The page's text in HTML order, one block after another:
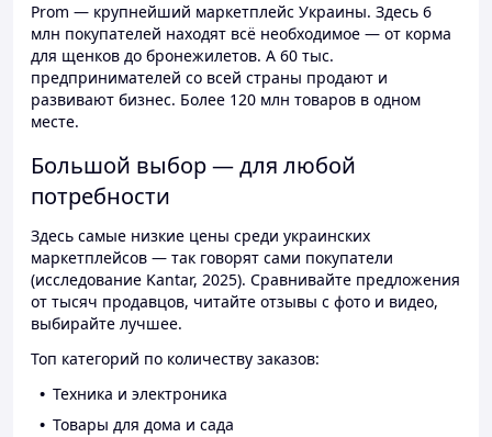
Prom — крупнейший маркетплейс Украины. Здесь 6
млн покупателей находят всё необходимое — от корма
для щенков до бронежилетов. А 60 тыс.
предпринимателей со всей страны продают и
развивают бизнес. Более 120 млн товаров в одном
месте.
Большой выбор — для любой
потребности
Здесь самые низкие цены среди украинских
маркетплейсов — так говорят сами покупатели
(исследование Kantar, 2025). Сравнивайте предложения
от тысяч продавцов, читайте отзывы с фото и видео,
выбирайте лучшее.
Топ категорий по количеству заказов:
Техника и электроника
Товары для дома и сада